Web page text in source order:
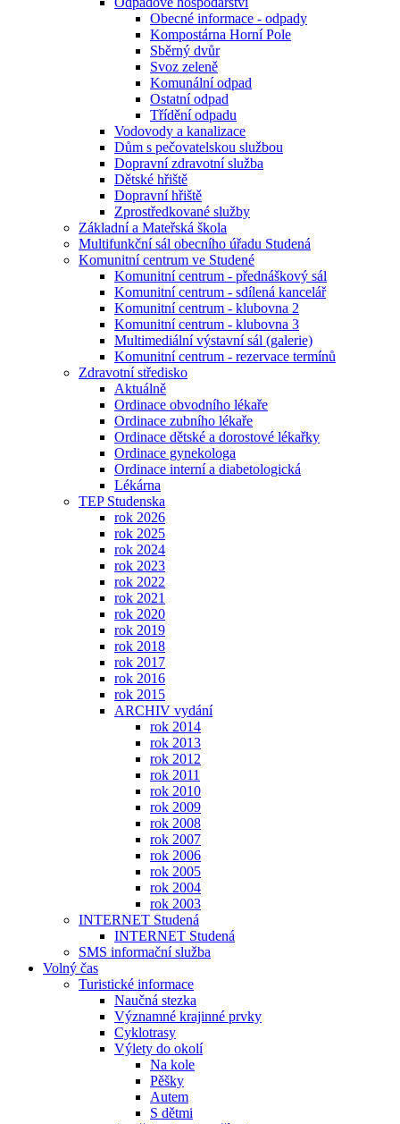
Obecné informace - odpady
Kompostárna Horní Pole
Sběrný dvůr
Svoz zeleně
Komunální odpad
Ostatní odpad
Třídění odpadu
Vodovody a kanalizace
Dům s pečovatelskou službou
Dopravní zdravotní služba
Dětské hřiště
Dopravní hřiště
Zprostředkované služby
Základní a Mateřská škola
Multifunkční sál obecního úřadu Studená
Komunitní centrum ve Studené
Komunitní centrum - přednáškový sál
Komunitní centrum - sdílená kancelář
Komunitní centrum - klubovna 2
Komunitní centrum - klubovna 3
Multimediální výstavní sál (galerie)
Komunitní centrum - rezervace termínů
Zdravotní středisko
Aktuálně
Ordinace obvodního lékaře
Ordinace zubního lékaře
Ordinace dětské a dorostové lékařky
Ordinace gynekologa
Ordinace interní a diabetologická
Lékárna
TEP Studenska
rok 2026
rok 2025
rok 2024
rok 2023
rok 2022
rok 2021
rok 2020
rok 2019
rok 2018
rok 2017
rok 2016
rok 2015
ARCHIV vydání
rok 2014
rok 2013
rok 2012
rok 2011
rok 2010
rok 2009
rok 2008
rok 2007
rok 2006
rok 2005
rok 2004
rok 2003
INTERNET Studená
INTERNET Studená
SMS informační služba
Volný čas
Turistické informace
Naučná stezka
Významné krajinné prvky
Cyklotrasy
Výlety do okolí
Na kole
Pěšky
Autem
S dětmi